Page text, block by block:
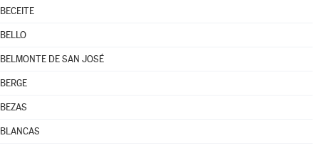
BECEITE
BELLO
BELMONTE DE SAN JOSÉ
BERGE
BEZAS
BLANCAS